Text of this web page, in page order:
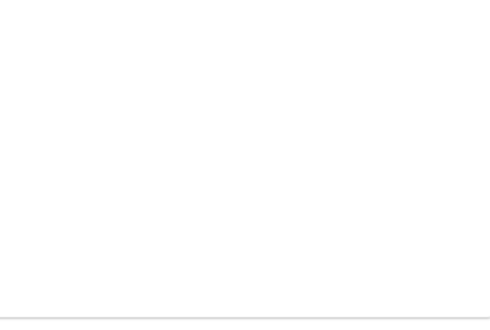
nuisance.
ainsi qu’un grand garage d’environ 60 m² avec accès